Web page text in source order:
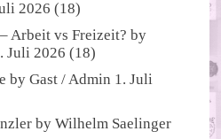
2026 (18)
Arbeit vs Freizeit? by
Juli 2026 (18)
byGast / Admin 1. Juli
byWilhelm Saelinger